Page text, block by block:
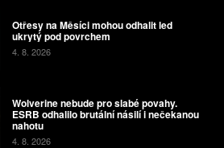
Otřesy na Měsíci mohou odhalit led
ukrytý pod povrchem
4. 8. 2026
Wolverine nebude pro slabé povahy.
ESRB odhalilo brutální násilí i nečekanou
nahotu
4. 8. 2026